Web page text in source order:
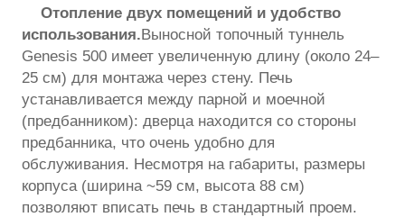
Отопление двух помещений и удобство
использования.Выносной топочный туннель
Genesis 500 имеет увеличенную длину (около 24–
25 см) для монтажа через стену. Печь
устанавливается между парной и моечной
(предбанником): дверца находится со стороны
предбанника, что очень удобно для
обслуживания. Несмотря на габариты, размеры
корпуса (ширина ~59 см, высота 88 см)
позволяют вписать печь в стандартный проем.